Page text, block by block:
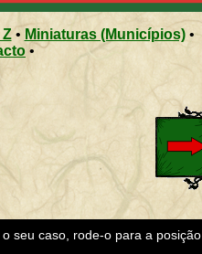
Z• Miniaturas (Municípios)•
•
seu caso, rode-o para a posição